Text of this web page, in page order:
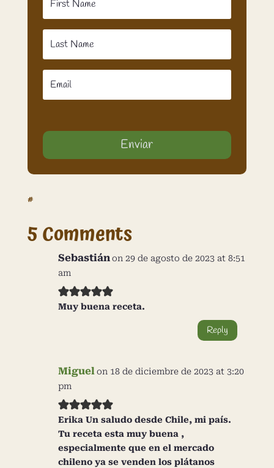
Enviar
#
5 Comments
Sebastián on 29 de agosto de 2023 at 8:51
am
Muy buena receta.
Reply
Miguel on 18 de diciembre de 2023 at 3:20
pm
Erika Un saludo desde Chile, mi país.
Tu receta esta muy buena ,
especialmente que en el mercado
chileno ya se venden los plátanos